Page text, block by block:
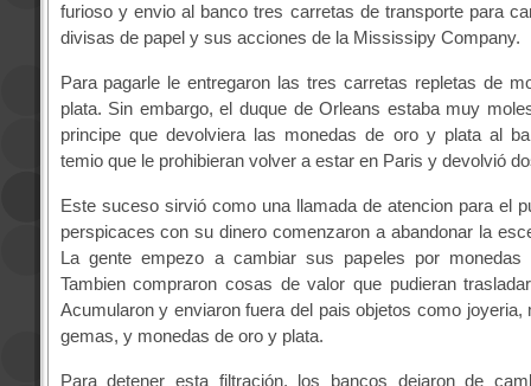
furioso y envio al banco tres carretas de transporte para
divisas de papel y sus acciones de la Mississipy Company.
Para pagarle le entregaron las tres carretas repletas de
plata. Sin embargo, el duque de Orleans estaba muy
principe que devolviera las monedas de oro y plata al
temio que le prohibieran volver a estar en Paris y devolvió
Este suceso sirvió como una llamada de atencion para el
perspicaces con su dinero comenzaron a abandonar la
La gente empezo a cambiar sus papeles por
Tambien compraron cosas de valor que pudieran
Acumularon y enviaron fuera del pais objetos como joyeria,
gemas, y monedas de oro y plata.
Para detener esta filtración, los bancos dejaron de